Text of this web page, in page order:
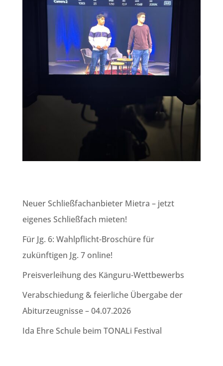
Neuer Schließfachanbieter Mietra – jetzt
eigenes Schließfach mieten!
Für Jg. 6: Wahlpflicht-Broschüre für
zukünftigen Jg. 7 online!
Preisverleihung des Känguru-Wettbewerbs
Verabschiedung & feierliche Übergabe der
Abiturzeugnisse – 04.07.2026
Ida Ehre Schule beim TONALi Festival